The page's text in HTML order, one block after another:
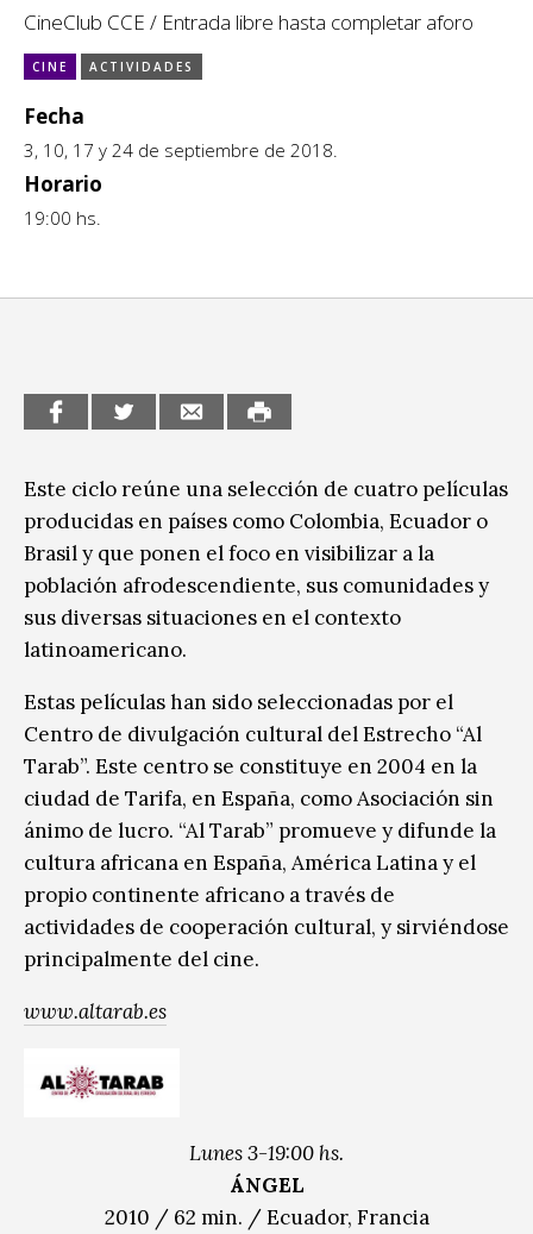
CCE en el interior/libros
Espacio itinerante de lectura infantil
Escénicas
Exposiciones
Formación
Género y Diversidad
Infantil y Juvenil
Sin categoría
CineClub CCE / Entrada libre hasta completar aforo
CINE ACTIVIDADES
Fecha
3, 10, 17 y 24 de septiembre de 2018.
Horario
19:00 hs.
Este ciclo reúne una selección de cuatro películas
producidas en países como Colombia, Ecuador o
Brasil y que ponen el foco en visibilizar a la
población afrodescendiente, sus comunidades y
sus diversas situaciones en el contexto
latinoamericano.
Estas películas han sido seleccionadas por el
Centro de divulgación cultural del Estrecho “Al
Tarab”. Este centro se constituye en 2004 en la
ciudad de Tarifa, en España, como Asociación sin
ánimo de lucro. “Al Tarab” promueve y difunde la
cultura africana en España, América Latina y el
propio continente africano a través de
actividades de cooperación cultural, y sirviéndose
principalmente del cine.
www.altarab.es
Lunes 3-19:00 hs.
ÁNGEL
2010 / 62 min. / Ecuador, Francia